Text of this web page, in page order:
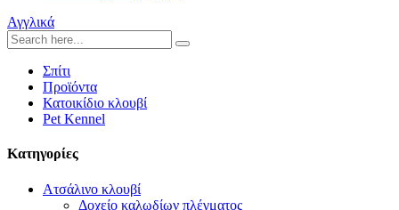
Αγγλικά
Σπίτι
Προϊόντα
Κατοικίδιο κλουβί
Pet Kennel
Κατηγορίες
Ατσάλινο κλουβί
Δοχείο καλωδίων πλέγματος